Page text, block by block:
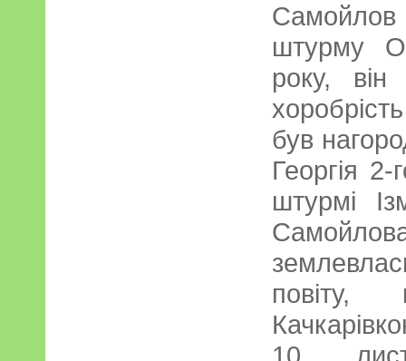
штурму
року,
був
Георгія
штурмі
повіту,